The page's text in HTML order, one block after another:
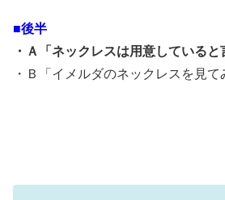
■後半
・Ａ「ネックレスは用意している
・Ｂ「イメルダのネックレスを見て